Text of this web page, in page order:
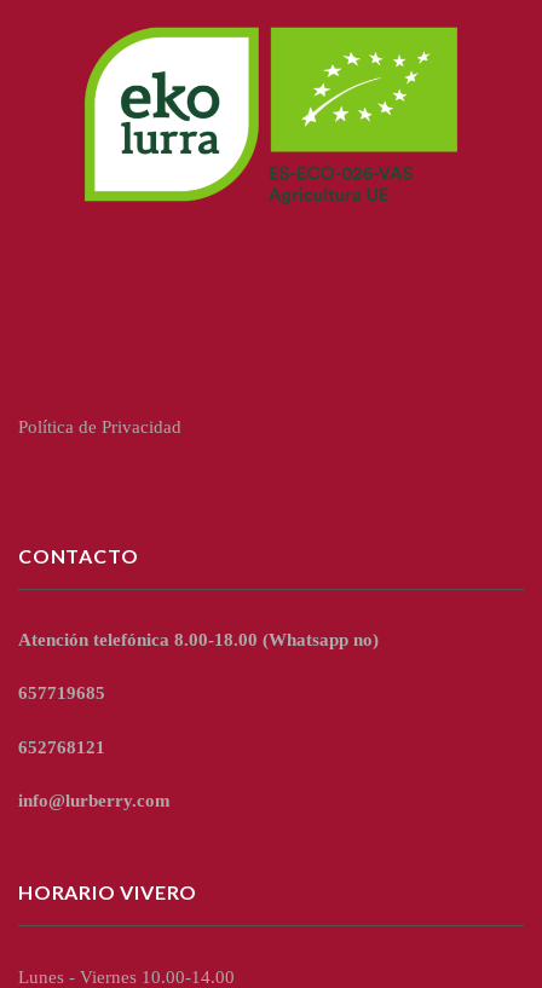
Política de Privacidad
CONTACTO
Atención telefónica 8.00-18.00 (Whatsapp no)
657719685
652768121
info@lurberry.com
HORARIO VIVERO
Lunes - Viernes 10.00-14.00